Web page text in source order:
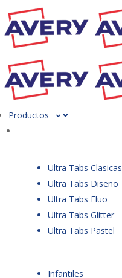
Productos
Ultra Tabs Clasicas
Ultra Tabs Diseño
Ultra Tabs Fluo
Ultra Tabs Glitter
Ultra Tabs Pastel
Infantiles